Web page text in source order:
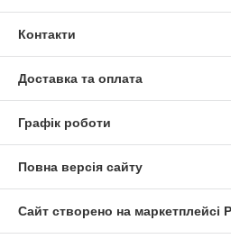
Контакти
Доставка та оплата
Графік роботи
Повна версія сайту
Сайт створено на маркетплейсі